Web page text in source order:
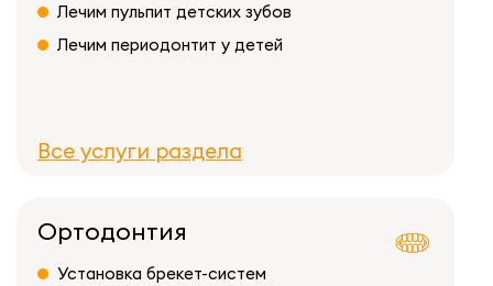
Лечим пульпит детских зубов
Лечим периодонтит у детей
Все услуги раздела
Ортодонтия
Установка брекет-систем